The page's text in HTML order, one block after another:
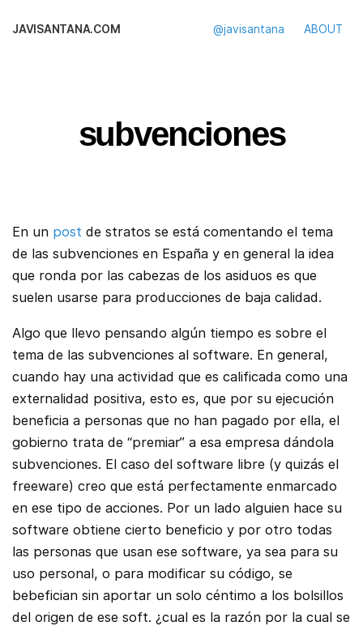
JAVISANTANA.COM @javisantana ABOUT
subvenciones
En un post de stratos se está comentando el tema
de las subvenciones en España y en general la idea
que ronda por las cabezas de los asiduos es que
suelen usarse para producciones de baja calidad.
Algo que llevo pensando algún tiempo es sobre el
tema de las subvenciones al software. En general,
cuando hay una actividad que es calificada como una
externalidad positiva, esto es, que por su ejecución
beneficia a personas que no han pagado por ella, el
gobierno trata de “premiar” a esa empresa dándola
subvenciones. El caso del software libre (y quizás el
freeware) creo que está perfectamente enmarcado
en ese tipo de acciones. Por un lado alguien hace su
software obtiene cierto beneficio y por otro todas
las personas que usan ese software, ya sea para su
uso personal, o para modificar su código, se
bebefician sin aportar un solo céntimo a los bolsillos
del origen de ese soft. ¿cual es la razón por la cual se